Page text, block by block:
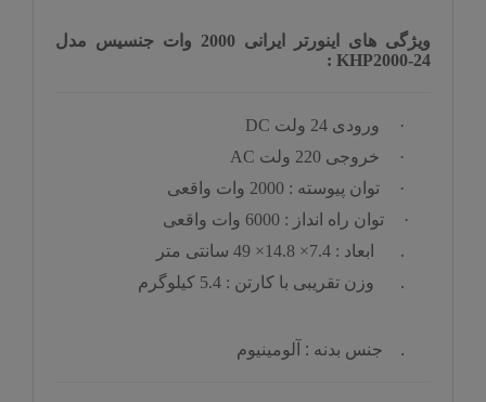
ویژگی های اینورتر ایرانی
مدل
KHP2000-24
:
· ورودی 24 ولت
DC
·
خروجی 220 ولت
AC
·
توان پیوسته : 2000 وات واقعی
·
توان راه انداز : 6000 وات واقعی
. ابعاد : 7.4× 14.8× 49 سانتی متر
. وزن تقریبی با کارتن : 5.4 کیلوگرم
. جنس بدنه : آلومینیوم